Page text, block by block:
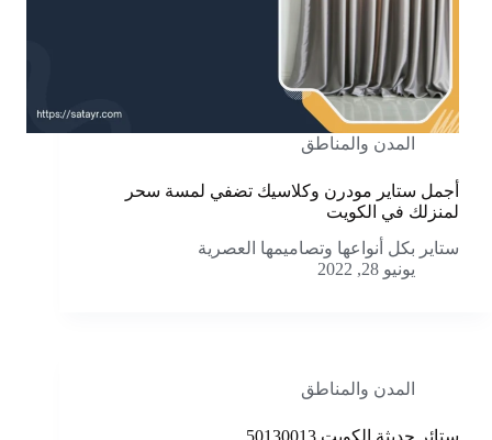
المدن والمناطق
أجمل ستاير مودرن وكلاسيك تضفي لمسة سحر
لمنزلك في الكويت
ستاير بكل أنواعها وتصاميمها العصرية
يونيو 28, 2022
المدن والمناطق